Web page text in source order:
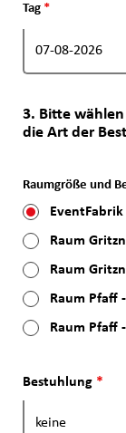
Tag *
3. Bitte
die Art der
Raumgröße und
EventFabrik
Raum
Raum
Raum Pfaff
Raum Pfaff
Bestuhlung *